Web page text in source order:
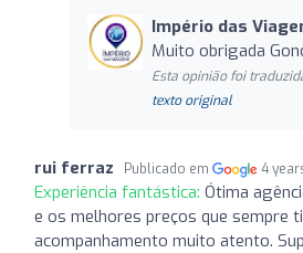
Império das
Muito obrigada
Esta opinião foi
texto original
rui ferraz Publicado em 4
Experiência fantástica: Ótima
e os melhores preços que sempre
acompanhamento muito atento.